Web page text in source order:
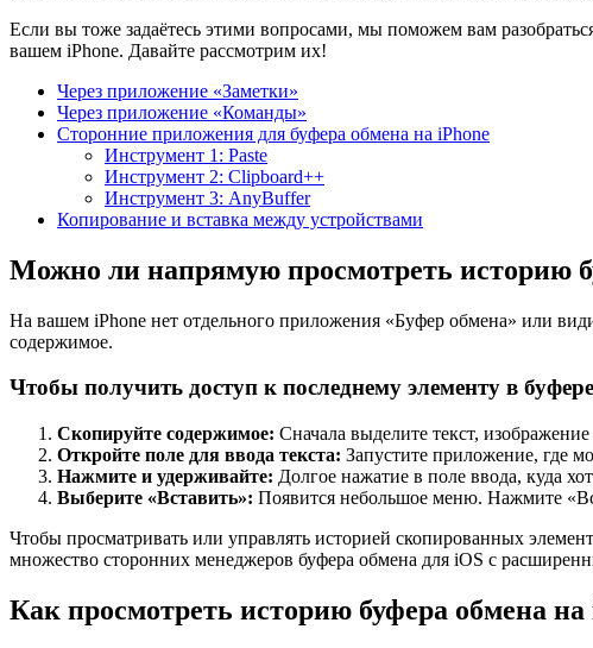
Если вы тоже задаётесь этими вопросами, мы поможем вам
вашем iPhone. Давайте рассмотрим их!
Через приложение «Заметки»
Через приложение «Команды»
Сторонние приложения для буфера обмена на iPhone
Инструмент 1: Paste
Инструмент 2: Clipboard++
Инструмент 3: AnyBuffer
Копирование и вставка между устройствами
Можно ли напрямую просмотреть историю
На вашем iPhone нет отдельного приложения «Буфер обмена» или
содержимое.
Чтобы получить доступ к последнему элементу в
Скопируйте содержимое: Сначала выделите текст,
Откройте поле для ввода текста: Запустите приложение, где
Нажмите и удерживайте: Долгое нажатие в поле ввода, куда
Выберите «Вставить»: Появится небольшое меню. Нажмите
Чтобы просматривать или управлять историей скопированных
множество сторонних менеджеров буфера обмена для iOS с
Как просмотреть историю буфера обмена